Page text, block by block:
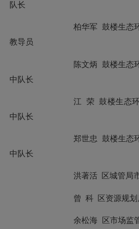
队长
柏华军 鼓楼生态
教导员
陈文炳 鼓楼生态
中队长
江 荣 鼓楼生态
中队长
郑世忠
鼓楼生态
中队长
洪著活 区城管局
曾 科 区资源规
余松海
区市场监